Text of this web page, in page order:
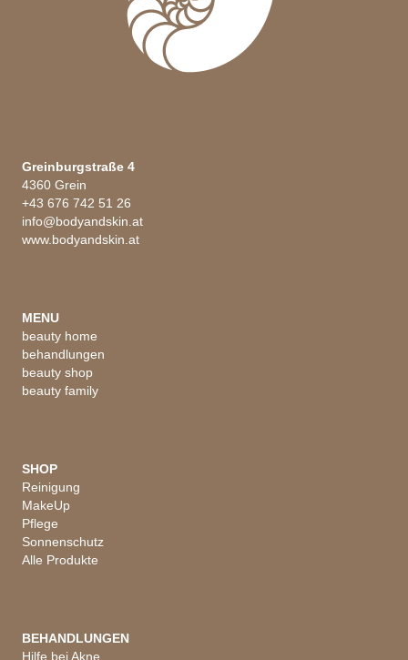
Greinburgstraße 4
4360 Grein
+43 676 742 51 26
info@bodyandskin.at
www.bodyandskin.at
MENU
beauty home
behandlungen
beauty shop
beauty family
SHOP
Reinigung
MakeUp
Pflege
Sonnenschutz
Alle Produkte
BEHANDLUNGEN
Hilfe bei Akne